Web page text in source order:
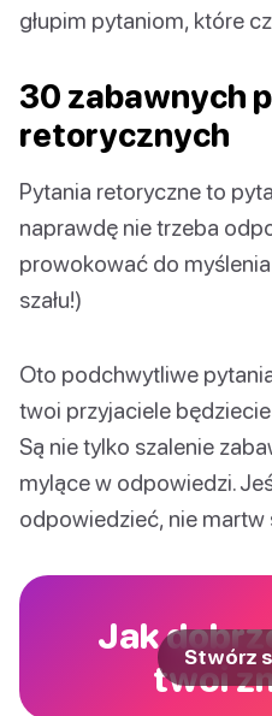
głupim pytaniom, które
30 zabawnych
retorycznych
Pytania retoryczne to
naprawdę nie trzeba
prowokować do
szału!)
Oto podchwytliwe
twoi przyjaciele
Są nie tylko szalenie
mylące w odpowiedzi.
odpowiedzieć, nie martw
Jak
twoi
Stwórz